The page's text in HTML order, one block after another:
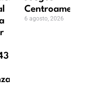
6 agosto, 2026